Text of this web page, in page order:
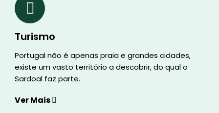
Turismo
Portugal não é apenas praia e grandes cidades,
existe um vasto território a descobrir, do qual o
Sardoal faz parte.
Ver Mais